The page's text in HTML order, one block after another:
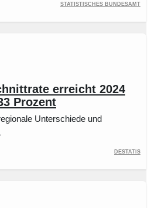
Statistisches Bundesamt
erreicht 2024
Prozent
Unterschiede und
Destatis